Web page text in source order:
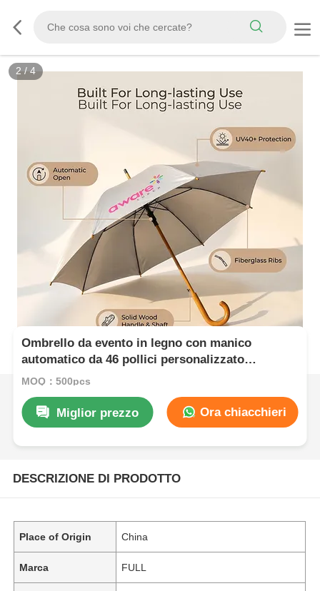
3 / 4
Ombrello da evento in legno con manico
automatico da 46 pollici personalizzato
(protezione UV40+)
MOQ：500pcs
Miglior prezzo Ora chiacchieri
DESCRIZIONE DI PRODOTTO
Place of Origin China
Marca FULL